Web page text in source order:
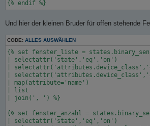
Und hier der kleinen Bruder für offen stehende
CODE: ALLES AUSWÄHLEN
{% set fenster_liste =
| selectattr('state','eq','on')
|
|
| map(attribute='name')
| list
| join(', ') %}
{% set fenster_anzahl =
| selectattr('state','eq','on')